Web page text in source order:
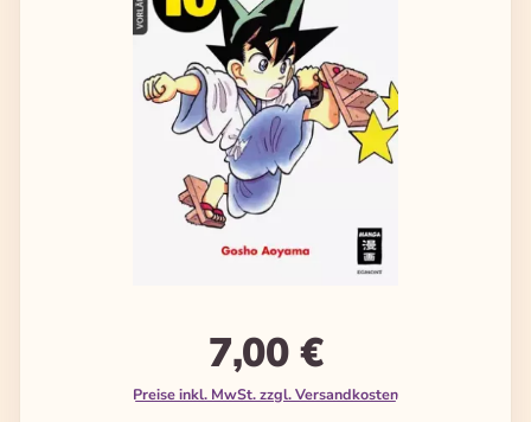
7,00 €
Preise inkl. MwSt. zzgl. Versandkosten